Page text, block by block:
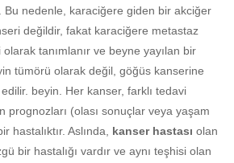
Bu nedenle, karaciğere giden bir akciğer
değildir, fakat karaciğere metastaz
tanımlanır ve beyne yayılan bir
tümörü olarak değil, göğüs kanserine
beyin. Her kanser, farklı tedavi
prognozları (olası sonuçlar veya yaşam
hastalıktır. Aslında, kanser hastası olan
bir hastalığı vardır ve aynı teşhisi olan